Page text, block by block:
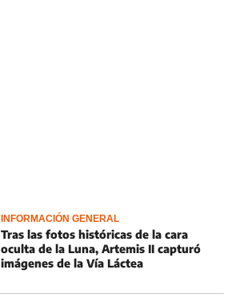
INFORMACIÓN GENERAL
Tras las fotos históricas de la cara
oculta de la Luna, Artemis II capturó
imágenes de la Vía Láctea